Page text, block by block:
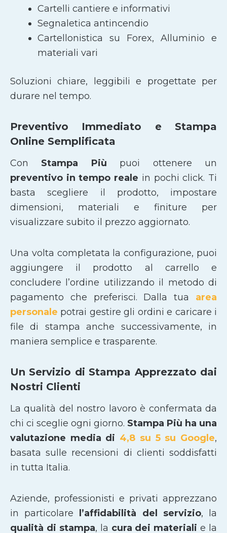
Cartelli cantiere e informativi
Segnaletica antincendio
Cartellonistica su Forex, Alluminio e
materiali vari
Soluzioni chiare, leggibili e progettate per
durare nel tempo.
Preventivo Immediato e Stampa
Online Semplificata
Con Stampa Più puoi ottenere un
preventivo in tempo reale in pochi click. Ti
basta scegliere il prodotto, impostare
dimensioni, materiali e finiture per
visualizzare subito il prezzo aggiornato.
Una volta completata la configurazione, puoi
aggiungere il prodotto al carrello e
concludere l’ordine utilizzando il metodo di
pagamento che preferisci. Dalla tua area
personale potrai gestire gli ordini e caricare i
file di stampa anche successivamente, in
maniera semplice e trasparente.
Un Servizio di Stampa Apprezzato dai
Nostri Clienti
La qualità del nostro lavoro è confermata da
chi ci sceglie ogni giorno. Stampa Più ha una
valutazione media di 4,8 su 5 su Google,
basata sulle recensioni di clienti soddisfatti
in tutta Italia.
Aziende, professionisti e privati apprezzano
in particolare
l’affidabilità del servizio, la
qualità di stampa, la cura dei materiali e la